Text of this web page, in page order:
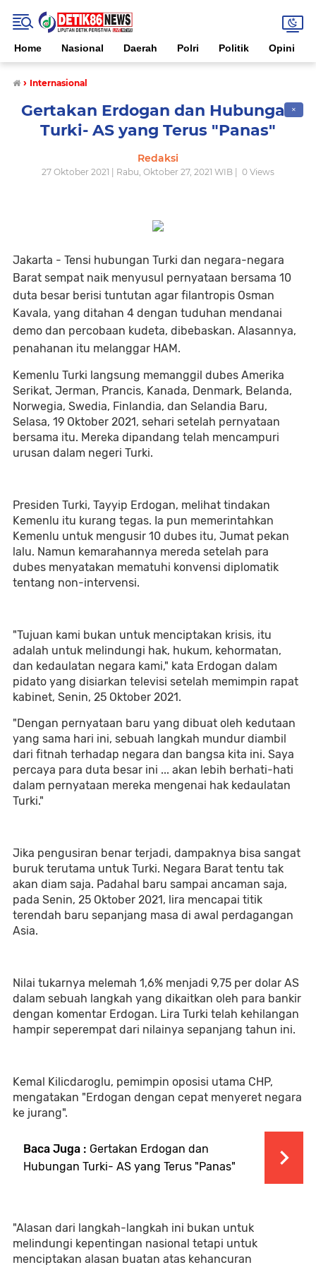
Home Nasional Daerah Polri Politik Opini
› Internasional
✕
Gertakan Erdogan dan Hubungan
Turki- AS yang Terus "Panas"
Redaksi
27 Oktober 2021 | Rabu, Oktober 27, 2021 WIB | 0 Views
Jakarta - Tensi hubungan Turki dan negara-negara
Barat sempat naik menyusul pernyataan bersama 10
duta besar berisi tuntutan agar filantropis Osman
Kavala, yang ditahan 4 dengan tuduhan mendanai
demo dan percobaan kudeta, dibebaskan. Alasannya,
penahanan itu melanggar HAM.
Kemenlu Turki langsung memanggil dubes Amerika
Serikat, Jerman, Prancis, Kanada, Denmark, Belanda,
Norwegia, Swedia, Finlandia, dan Selandia Baru,
Selasa, 19 Oktober 2021, sehari setelah pernyataan
bersama itu. Mereka dipandang telah mencampuri
urusan dalam negeri Turki.
Presiden Turki, Tayyip Erdogan, melihat tindakan
Kemenlu itu kurang tegas. Ia pun memerintahkan
Kemenlu untuk mengusir 10 dubes itu, Jumat pekan
lalu. Namun kemarahannya mereda setelah para
dubes menyatakan mematuhi konvensi diplomatik
tentang non-intervensi.
"Tujuan kami bukan untuk menciptakan krisis, itu
adalah untuk melindungi hak, hukum, kehormatan,
dan kedaulatan negara kami," kata Erdogan dalam
pidato yang disiarkan televisi setelah memimpin rapat
kabinet, Senin, 25 Oktober 2021.
"Dengan pernyataan baru yang dibuat oleh kedutaan
yang sama hari ini, sebuah langkah mundur diambil
dari fitnah terhadap negara dan bangsa kita ini. Saya
percaya para duta besar ini ... akan lebih berhati-hati
dalam pernyataan mereka mengenai hak kedaulatan
Turki."
Jika pengusiran benar terjadi, dampaknya bisa sangat
buruk terutama untuk Turki. Negara Barat tentu tak
akan diam saja. Padahal baru sampai ancaman saja,
pada Senin, 25 Oktober 2021, lira mencapai titik
terendah baru sepanjang masa di awal perdagangan
Asia.
Nilai tukarnya melemah 1,6% menjadi 9,75 per dolar AS
dalam sebuah langkah yang dikaitkan oleh para bankir
dengan komentar Erdogan. Lira Turki telah kehilangan
hampir seperempat dari nilainya sepanjang tahun ini.
Kemal Kilicdaroglu, pemimpin oposisi utama CHP,
mengatakan "Erdogan dengan cepat menyeret negara
ke jurang".
Baca Juga : Gertakan Erdogan dan
Hubungan Turki- AS yang Terus "Panas"
"Alasan dari langkah-langkah ini bukan untuk
melindungi kepentingan nasional tetapi untuk
menciptakan alasan buatan atas kehancuran